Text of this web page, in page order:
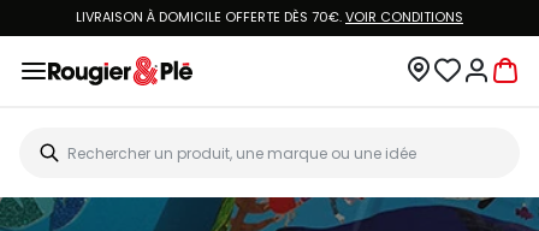
LIVRAISON À DOMICILE OFFERTE DÈS 70€.VOIR CONDITIONS